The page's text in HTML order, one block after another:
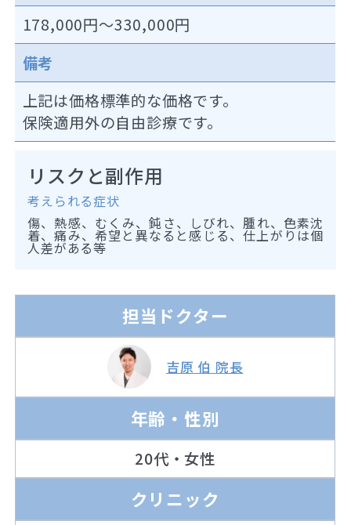
178,000円～330,000円
備考
上記は価格標準的な価格です。
保険適用外の自由診療です。
リスクと副作用
考えられる症状
傷、熱感、むくみ、鈍さ、しびれ、腫れ、色素沈
着、痛み、希望と異なると感じる、仕上がりは個
人差がある等
担当ドクター
吉原 伯 院長
年齢・性別
20代・女性
クリニック